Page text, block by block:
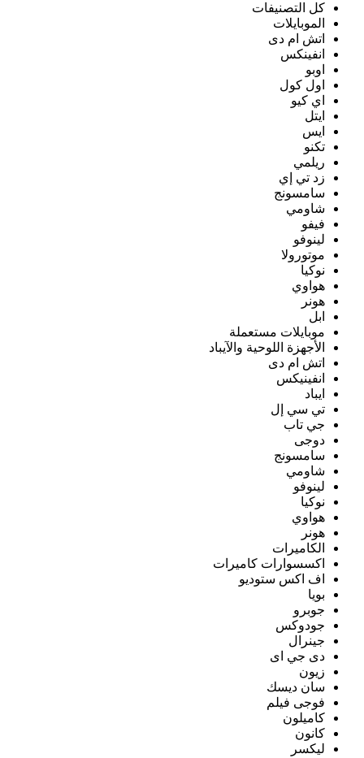
كل التصنيفات
الموبايلات
اتش ام دى
انفينكس
اوبو
اول كول
اي كيو
ايتل
ايس
تكنو
ريلمي
زد تي إي
سامسونج
شاومي
فيفو
لينوفو
موتورولا
نوكيا
هواوي
هونر
ابل
موبايلات مستعملة
الأجهزة اللوحية والآيباد
اتش ام دى
انفينيكس
ايباد
تي سي إل
جي تاب
دوجى
سامسونج
شاومي
لينوفو
نوكيا
هواوي
هونر
الكاميرات
اكسسوارات كاميرات
اف اكس ستوديو
بويا
جوبرو
جودوكس
جينرال
دى جي اى
زيون
سان ديسك
فوجى فيلم
كاميلون
كانون
ليكسر